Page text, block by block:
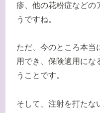
疹、他の花粉症などの
うですね。
ただ、今のところ本当
用でき、保険適用にな
うことです。
そして、注射を打たな